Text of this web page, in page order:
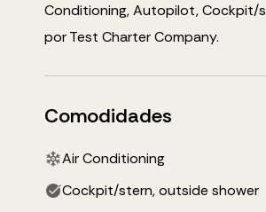
Conditioning, Autopilot, Cockpit/
por Test Charter Company.
Comodidades
Air Conditioning
Cockpit/stern, outside shower